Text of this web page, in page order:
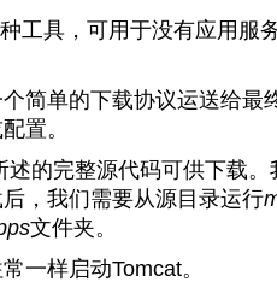
工具，可用于没有应用服
简单的下载协议运送给
置。
述的完整源代码可供下载
，我们需要从源目录运行
文件夹。
一样启动Tomcat。